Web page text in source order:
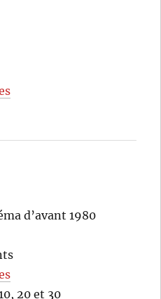
d’avant 1980
20 et 30